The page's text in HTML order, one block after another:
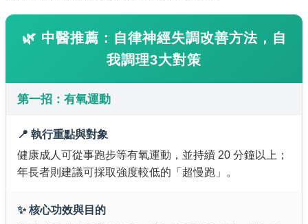
🌿 中醫推薦：自律神經失調改善方法，自
我調理3大對策
第一招：有氧運動
📍 執行重點與對象
健康成人可從事跑步等有氧運動，並持續 20 分鐘以上；
年長者則建議可採取強度較低的「超慢跑」。
✨ 核心功效與目的